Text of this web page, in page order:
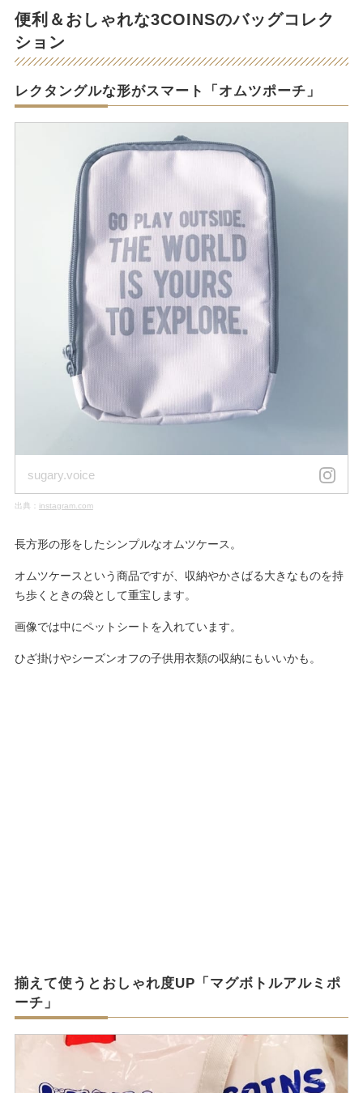
便利＆おしゃれな3COINSのバッグコレク
ション
レクタングルな形がスマート「オムツポーチ」
sugary.voice
出典： instagram.com
長方形の形をしたシンプルなオムツケース。
オムツケースという商品ですが、収納やかさばる大きなものを持
ち歩くときの袋として重宝します。
画像では中にペットシートを入れています。
ひざ掛けやシーズンオフの子供用衣類の収納にもいいかも。
揃えて使うとおしゃれ度UP「マグボトルアルミポ
ーチ」